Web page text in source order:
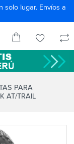
solo lugar. Envíos a
PARA
AT/TRAIL